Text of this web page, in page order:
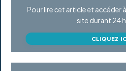
Pour lire cet article et accéder
site durant 24
CLIQUEZ